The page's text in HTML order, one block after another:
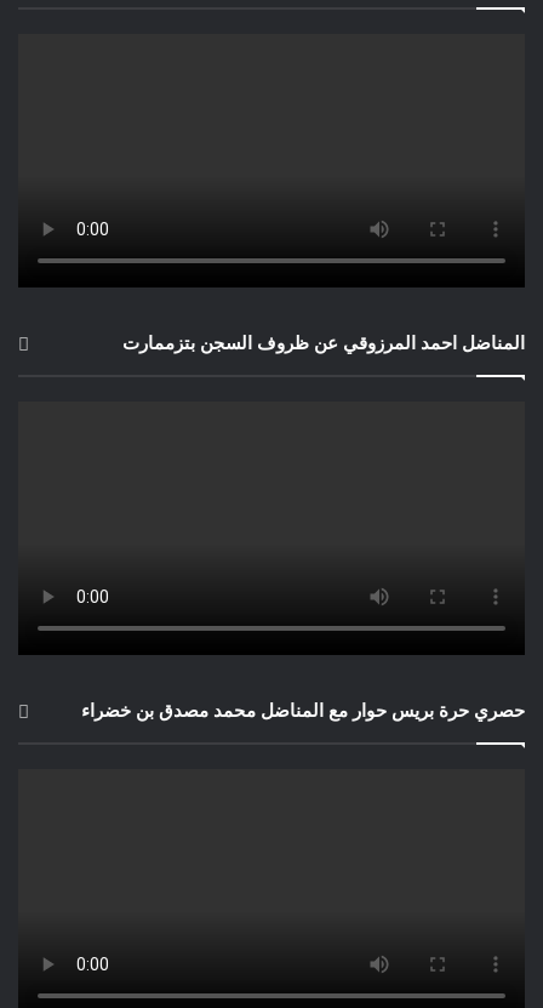
المناضل احمد المرزوقي عن ظروف السجن بتزممارت
حصري حرة بريس حوار مع المناضل محمد مصدق بن خضراء